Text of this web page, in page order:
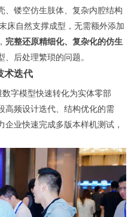
、镂空仿生肢体、复杂内腔结构
床自然支撑成型，无需额外添加
完整还原精细化、复杂化的仿生
后处理繁琐的问题。
术迭代
字模型快速转化为实体零部
高频设计迭代、结构优化的需
业快速完成多版本样机测试，